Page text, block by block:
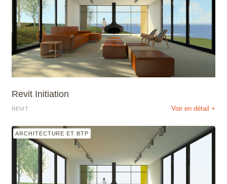
Revit Initiation
REVIT Voir en détail +
ARCHITECTURE ET BTP